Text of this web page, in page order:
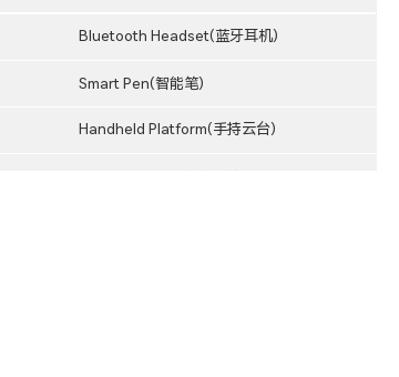
Bluetooth Headset(蓝牙耳机)
Smart Pen(智能笔)
Handheld Platform(手持云台)